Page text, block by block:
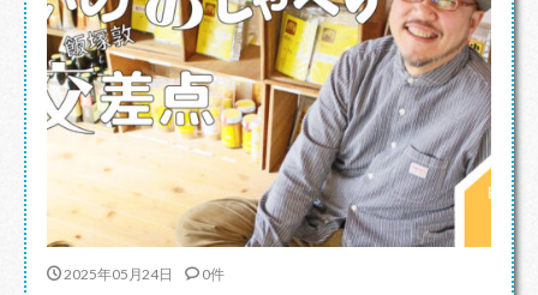
2025年05月24日 0件